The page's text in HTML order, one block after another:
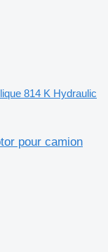
814 K Hydraulic
pour camion